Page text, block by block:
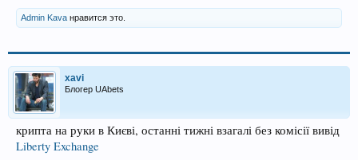
Admin Kava нравится это.
xavi
Блогер UAbets
крипта на руки в Києві, останні тижні взагалі без комісії вивід
Liberty Exchange